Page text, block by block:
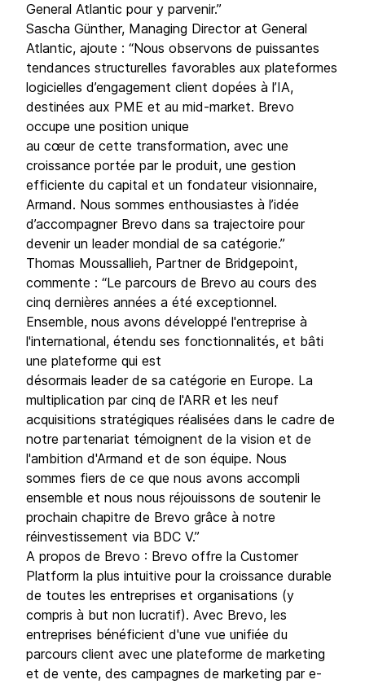
General Atlantic pour y parvenir.”
Sascha Günther, Managing Director at General
Atlantic, ajoute : “Nous observons de puissantes
tendances structurelles favorables aux plateformes
logicielles d’engagement client dopées à l’IA,
destinées aux PME et au mid-market. Brevo
occupe une position unique
au cœur de cette transformation, avec une
croissance portée par le produit, une gestion
efficiente du capital et un fondateur visionnaire,
Armand. Nous sommes enthousiastes à l’idée
d’accompagner Brevo dans sa trajectoire pour
devenir un leader mondial de sa catégorie.”
Thomas Moussallieh, Partner de Bridgepoint,
commente : “Le parcours de Brevo au cours des
cinq dernières années a été exceptionnel.
Ensemble, nous avons développé l'entreprise à
l'international, étendu ses fonctionnalités, et bâti
une plateforme qui est
désormais leader de sa catégorie en Europe. La
multiplication par cinq de l'ARR et les neuf
acquisitions stratégiques réalisées dans le cadre de
notre partenariat témoignent de la vision et de
l'ambition d'Armand et de son équipe. Nous
sommes fiers de ce que nous avons accompli
ensemble et nous nous réjouissons de soutenir le
prochain chapitre de Brevo grâce à notre
réinvestissement via BDC V.”
A propos de Brevo : Brevo offre la Customer
Platform la plus intuitive pour la croissance durable
de toutes les entreprises et organisations (y
compris à but non lucratif). Avec Brevo, les
entreprises bénéficient d'une vue unifiée du
parcours client avec une plateforme de marketing
et de vente, des campagnes de marketing par e-